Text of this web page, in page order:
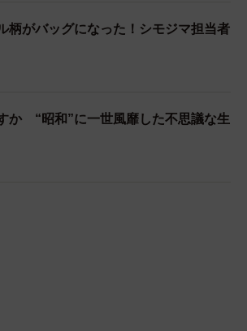
柄がバッグになった！シモジマ担当者
か “昭和”に一世風靡した不思議な生